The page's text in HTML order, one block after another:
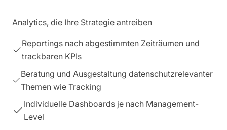
Analytics, die Ihre Strategie antreiben
Reportings nach abgestimmten Zeiträumen und
trackbaren KPIs
Beratung und Ausgestaltung datenschutzrelevanter
Themen wie Tracking
Individuelle Dashboards je nach Management-
Level